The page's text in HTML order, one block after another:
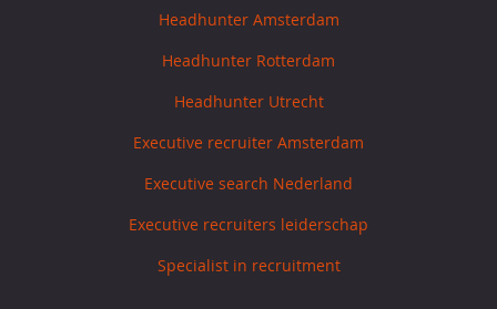
Headhunter Amsterdam
Headhunter Rotterdam
Headhunter Utrecht
Executive recruiter Amsterdam
Executive search Nederland
Executive recruiters leiderschap
Specialist in recruitment